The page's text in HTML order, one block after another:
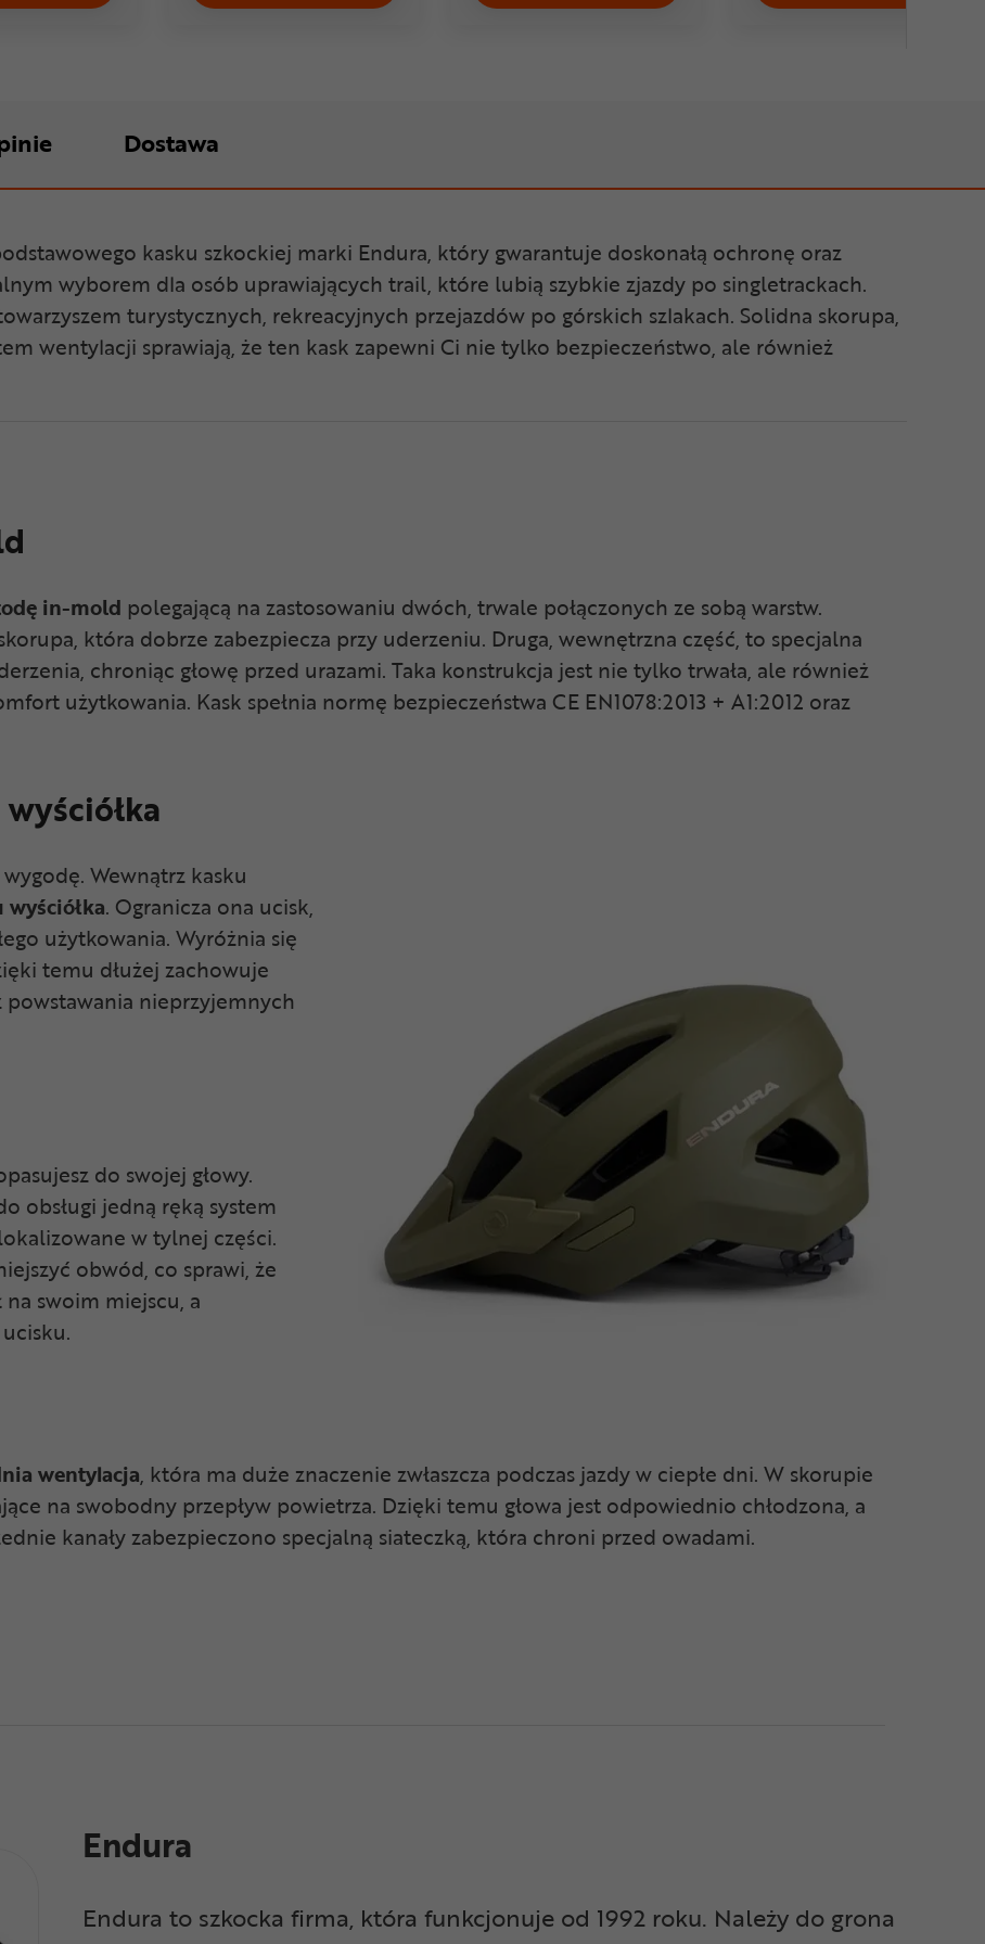
Dostawa
kasku szkockiej marki Endura, który gwarantuje doskonałą ochronę oraz
wyborem dla osób uprawiających trail, które lubią szybkie zjazdy po singletrackach.
turystycznych, rekreacyjnych przejazdów po górskich szlakach. Solidna skorupa,
wentylacji sprawiają, że ten kask zapewni Ci nie tylko bezpieczeństwo, ale również
in-mold polegającą na zastosowaniu dwóch, trwale połączonych ze sobą warstw.
która dobrze zabezpiecza przy uderzeniu. Druga, wewnętrzna część, to specjalna
chroniąc głowę przed urazami. Taka konstrukcja jest nie tylko trwała, ale również
użytkowania. Kask spełnia normę bezpieczeństwa CE EN1078:2013 + A1:2012 oraz
Wewnątrz kasku
. Ogranicza ona ucisk,
użytkowania. Wyróżnia się
temu dłużej zachowuje
nieprzyjemnych
do swojej głowy.
obsługi jedną ręką system
w tylnej części.
obwód, co sprawi, że
na swoim miejscu, a
wentylacja, która ma duże znaczenie zwłaszcza podczas jazdy w ciepłe dni. W skorupie
na swobodny przepływ powietrza. Dzięki temu głowa jest odpowiednio chłodzona, a
kanały zabezpieczono specjalną siateczką, która chroni przed owadami.
Endura
Endura to szkocka firma, która funkcjonuje od 1992 roku. Należy do grona